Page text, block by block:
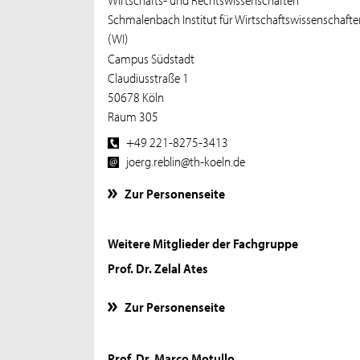
Schmalenbach Institut für
(WI)
Campus Südstadt
Claudiusstraße 1
50678 Köln
Raum 305
+49 221-8275-3413
joerg.reblin@th-koeln.de
Zur Personenseite
Weitere Mitglieder der Fachgruppe
Prof. Dr. Zelal Ates
Zur Personenseite